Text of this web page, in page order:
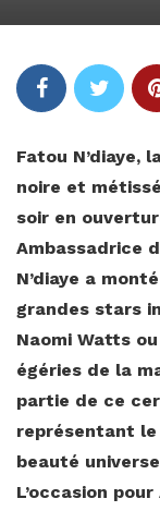
Fatou N’diaye,
noire et
soir en
Ambassadrice
N’diaye a
grandes stars
Naomi Watts
égéries de la
partie de ce
représentant le
beauté
L’occasion